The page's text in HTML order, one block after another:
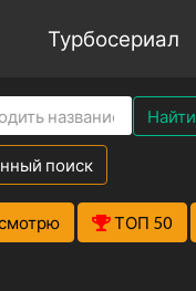
Турбосериал
Найти
поиск
ТОП 50